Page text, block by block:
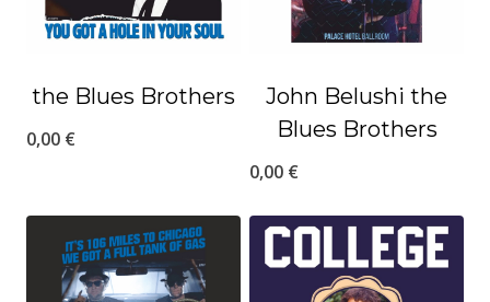
the Blues Brothers
0,00 €
John Belushi the
Blues Brothers
0,00 €